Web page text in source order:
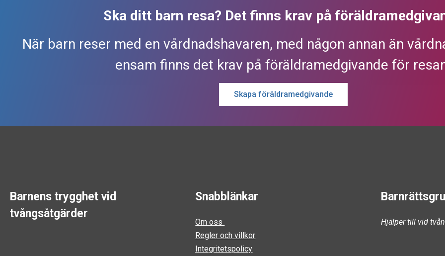
Ska ditt barn resa? Det finns krav på
När barn reser med en vårdnadshavaren, med någon annan än
ensam finns det krav på föräldramedgivande för
Skapa föräldramedgivande
Barnens trygghet vid
tvångsåtgärder
Snabblänkar
Om oss
Regler och villkor
Integritetspolicy
Hjälper till vid